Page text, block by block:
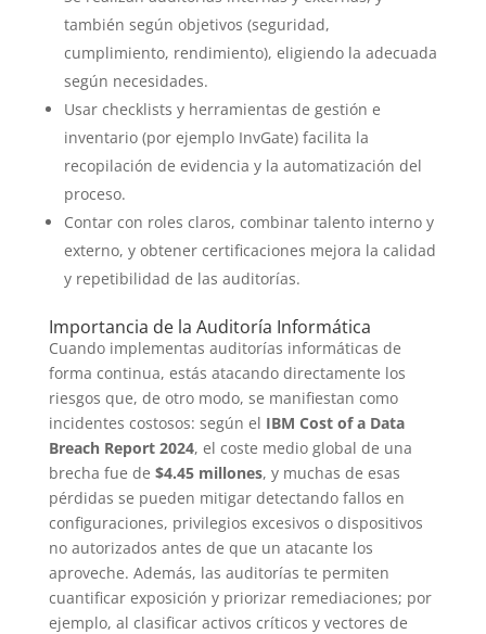
también según objetivos (seguridad,
cumplimiento, rendimiento), eligiendo la adecuada
según necesidades.
Usar checklists y herramientas de gestión e
inventario (por ejemplo InvGate) facilita la
recopilación de evidencia y la automatización del
proceso.
Contar con roles claros, combinar talento interno y
externo, y obtener certificaciones mejora la calidad
y repetibilidad de las auditorías.
Importancia de la Auditoría Informática
Cuando implementas auditorías informáticas de
forma continua, estás atacando directamente los
riesgos que, de otro modo, se manifiestan como
incidentes costosos: según el IBM Cost of a Data
Breach Report 2024, el coste medio global de una
brecha fue de $4.45 millones, y muchas de esas
pérdidas se pueden mitigar detectando fallos en
configuraciones, privilegios excesivos o dispositivos
no autorizados antes de que un atacante los
aproveche. Además, las auditorías te permiten
cuantificar exposición y priorizar remediaciones; por
ejemplo, al clasificar activos críticos y vectores de